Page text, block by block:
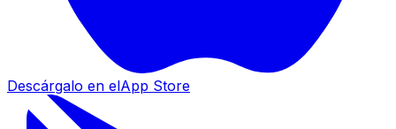
Descárgalo en elApp Store